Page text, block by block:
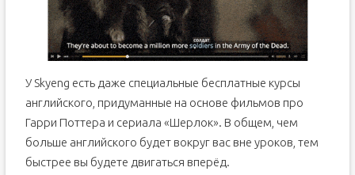
У Skyeng есть даже специальные бесплатные курсы
английского, придуманные на основе фильмов про
Гарри Поттера и сериала «Шерлок». В общем, чем
больше английского будет вокруг вас вне уроков, тем
быстрее вы будете двигаться вперёд.